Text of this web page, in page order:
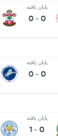
پایان یافته
0
-
0
پایان یافته
0
-
0
پایان یافته
0
-
1